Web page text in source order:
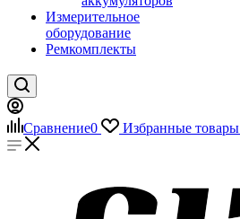
Измерительное
оборудование
Ремкомплекты
Сравнение0 Избранные товары